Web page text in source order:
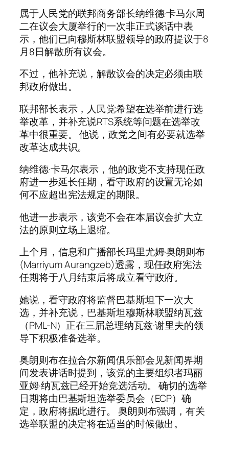
属于人民党的联邦商务部长纳维德·卡马尔周
二在议会大厦举行的一次非正式谈话中表
示，他们已向穆斯林联盟领导的政府提议于8
月8日解散所有议会。
不过，他补充说，解散议会的决定必须由联
邦政府做出。
联邦部长表示，人民党希望在选举前进行选
举改革，并补充说RTS系统等问题在选举改
革中很重要。 他说，政党之间有必要就选举
改革达成共识。
纳维德·卡马尔表示，他的政党不支持现任政
府进一步延长任期，看守政府的设置无论如
何不应超出宪法规定的期限。
他进一步表示，该党不会在本届议会扩大立
法的原则立场上退缩。
上个月，信息和广播部长玛里尤姆·奥朗则布
(Marriyum Aurangzeb)透露，现任政府宪法
任期将于八月结束后将成立看守政府。
她说，看守政府将监督巴基斯坦下一次大
选，并补充说，巴基斯坦穆斯林联盟纳瓦兹
（PML-N）正在三届总理纳瓦兹·谢里夫的领
导下积极准备选举。
奥朗则布在拉合尔新闻俱乐部会见新闻界期
间发表讲话时提到，该党的主要组织者玛丽
亚姆·纳瓦兹已经开始竞选活动。 确切的选举
日期将由巴基斯坦选举委员会（ECP）确
定，政府将据此进行。 奥朗则布强调，有关
选举联盟的决定将在适当的时候做出。